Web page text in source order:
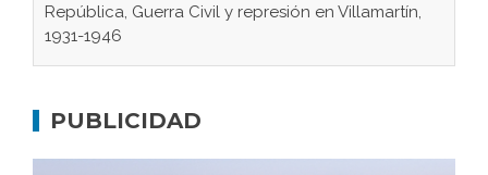
República, Guerra Civil y represión en Villamartín,
1931-1946
concentración nazis
PUBLICIDAD